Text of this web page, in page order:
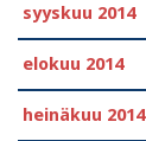
syyskuu 2014
elokuu 2014
heinäkuu 2014